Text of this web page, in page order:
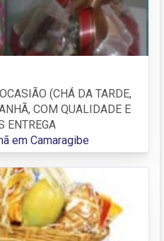
(CHÁ DA TARDE,
COM QUALIDADE E
ENTREGA
em Camaragibe